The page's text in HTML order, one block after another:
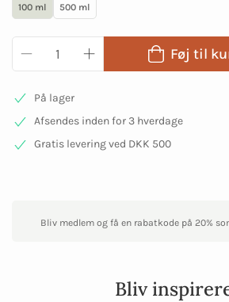
100 ml 500 ml
Føj til
På lager
Afsendes inden for 3 hverdage
Gratis levering ved DKK 500
Bliv medlem og få en rabatkode på 20%
Bliv